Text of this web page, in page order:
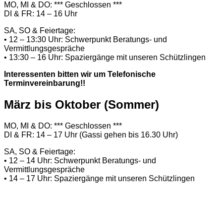
MO, MI & DO: *** Geschlossen ***
DI & FR: 14 – 16 Uhr
SA, SO & Feiertage:
• 12 – 13:30 Uhr: Schwerpunkt Beratungs- und
Vermittlungsgespräche
• 13:30 – 16 Uhr: Spaziergänge mit unseren Schützlingen
Interessenten bitten wir um Telefonische
Terminvereinbarung!!
März bis Oktober (Sommer)
MO, MI & DO: *** Geschlossen ***
DI & FR: 14 – 17 Uhr (Gassi gehen bis 16.30 Uhr)
SA, SO & Feiertage:
• 12 – 14 Uhr: Schwerpunkt Beratungs- und
Vermittlungsgespräche
• 14 – 17 Uhr: Spaziergänge mit unseren Schützlingen